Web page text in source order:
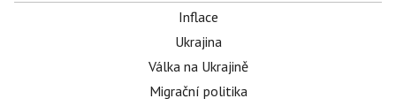
Inflace
Ukrajina
Válka na Ukrajině
Migrační politika